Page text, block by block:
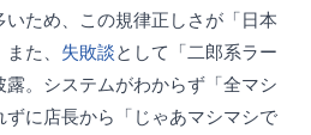
ため、この規律正しさが「日本
た、 失敗談として「二郎系ラー
露。システムがわからず「全マシ
に店長から「じゃあマシマシで